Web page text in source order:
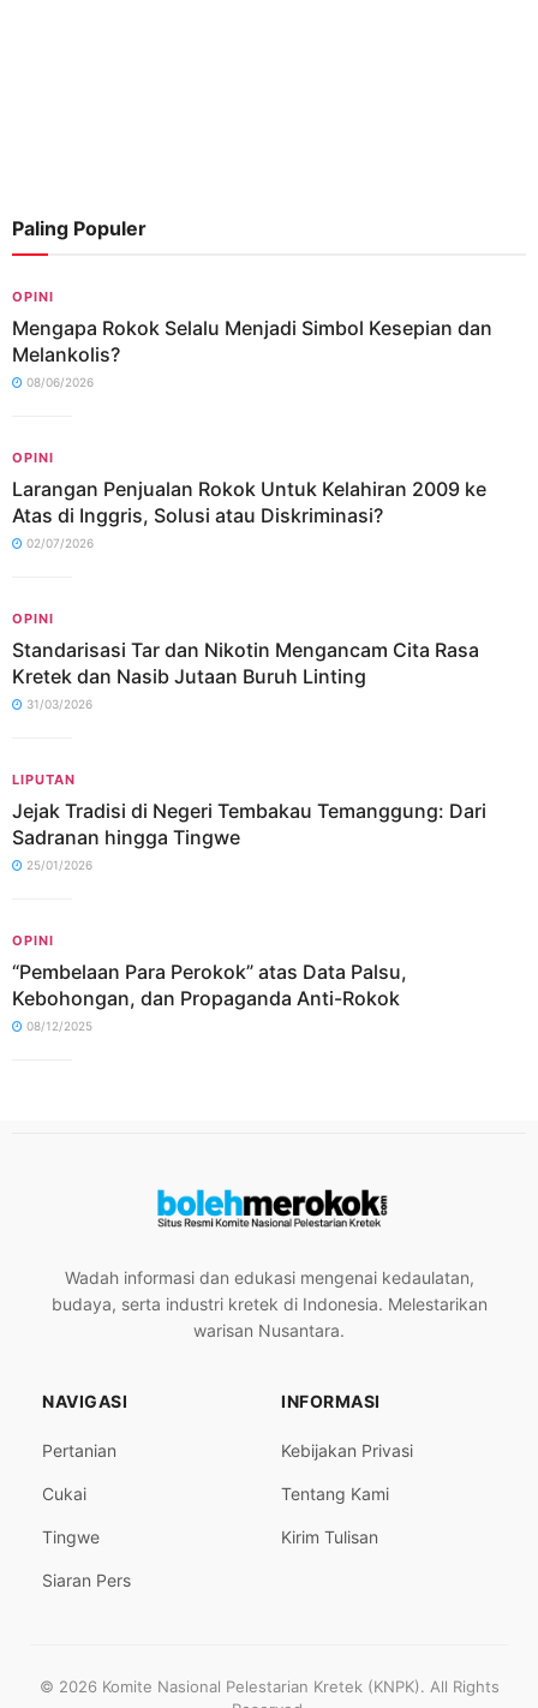
Paling Populer
OPINI
Mengapa Rokok Selalu Menjadi Simbol Kesepian dan
Melankolis?
08/06/2026
OPINI
Larangan Penjualan Rokok Untuk Kelahiran 2009 ke
Atas di Inggris, Solusi atau Diskriminasi?
02/07/2026
OPINI
Standarisasi Tar dan Nikotin Mengancam Cita Rasa
Kretek dan Nasib Jutaan Buruh Linting
31/03/2026
LIPUTAN
Jejak Tradisi di Negeri Tembakau Temanggung: Dari
Sadranan hingga Tingwe
25/01/2026
OPINI
“Pembelaan Para Perokok” atas Data Palsu,
Kebohongan, dan Propaganda Anti-Rokok
08/12/2025
Wadah informasi dan edukasi mengenai kedaulatan,
budaya, serta industri kretek di Indonesia. Melestarikan
warisan Nusantara.
NAVIGASI
Pertanian
Cukai
Tingwe
Siaran Pers
INFORMASI
Kebijakan Privasi
Tentang Kami
Kirim Tulisan
© 2026 Komite Nasional Pelestarian Kretek (KNPK). All Rights